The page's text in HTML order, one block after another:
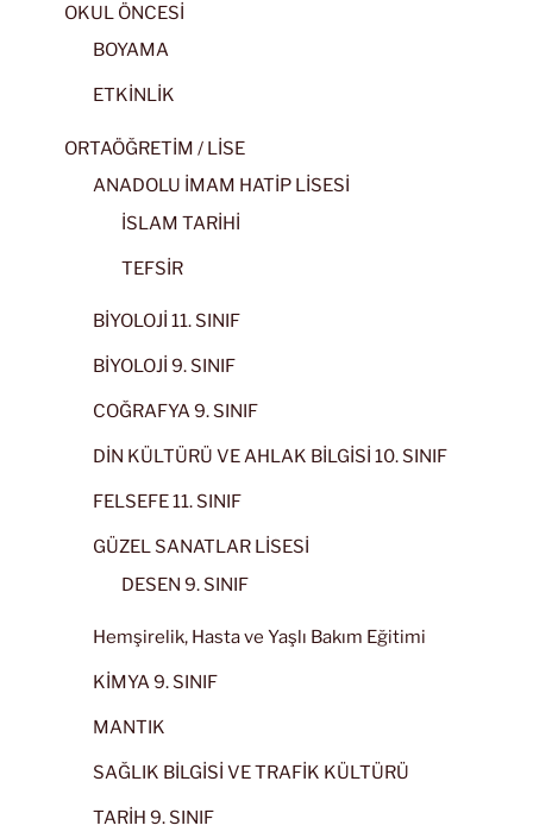
OKUL ÖNCESİ
BOYAMA
ETKİNLİK
ORTAÖĞRETİM / LİSE
ANADOLU İMAM HATİP LİSESİ
İSLAM TARİHİ
TEFSİR
BİYOLOJİ 11. SINIF
BİYOLOJİ 9. SINIF
COĞRAFYA 9. SINIF
DİN KÜLTÜRÜ VE AHLAK BİLGİSİ 10. SINIF
FELSEFE 11. SINIF
GÜZEL SANATLAR LİSESİ
DESEN 9. SINIF
Hemşirelik, Hasta ve Yaşlı Bakım Eğitimi
KİMYA 9. SINIF
MANTIK
SAĞLIK BİLGİSİ VE TRAFİK KÜLTÜRÜ
TARİH 9. SINIF